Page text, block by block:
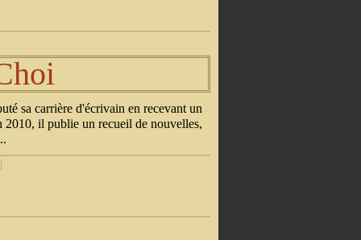
sa carrière d'écrivain en recevant un
il publie un recueil de nouvelles,